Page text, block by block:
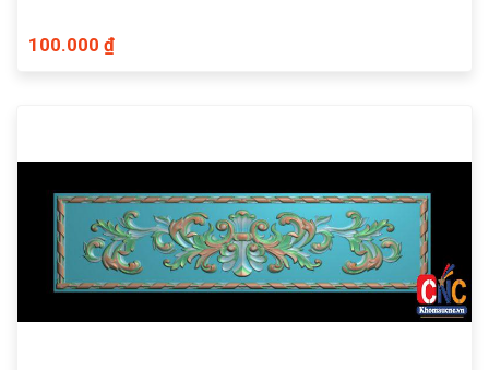
100.000 ₫